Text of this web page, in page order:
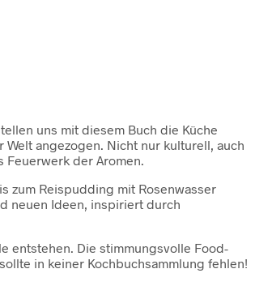
uns mit diesem Buch die Küche
angezogen. Nicht nur kulturell, auch
der Aromen.
zum Reispudding mit Rosenwasser
neuen Ideen, inspiriert durch
entstehen. Die stimmungsvolle Food-
in keiner Kochbuchsammlung fehlen!